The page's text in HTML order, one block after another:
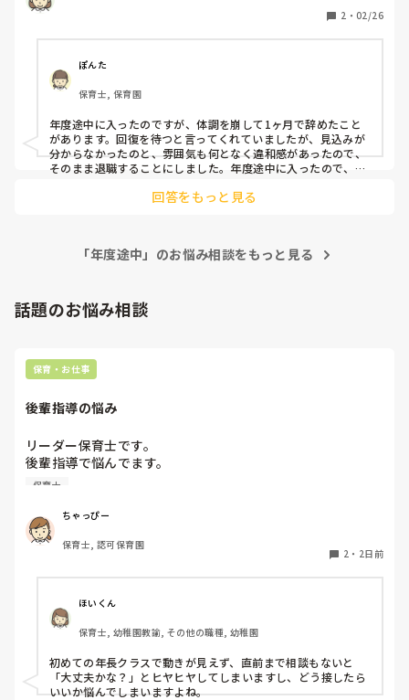
2 ・ 02/26
ぽんた
保育士, 保育園
年度途中に入ったのですが、体調を崩して1ヶ月で辞めたこと
があります。回復を待つと言ってくれていましたが、見込みが
分からなかったのと、雰囲気も何となく違和感があったので、
そのまま退職することにしました。年度途中に入ったので、退
回答をもっと見る
「年度途中」のお悩み相談をもっと見る
話題のお悩み相談
保育・お仕事
後輩指導の悩み
リーダー保育士です。
後輩指導で悩んでます。
初めて年長を持つ後輩がいますが
いで様子見てると直前になるまで何もアクションがなかった
り
他の職員に聞いてる様子もなくて
よほど自分に聞きづらいのか、聞く必要性さえ感じないの
か、もうよくわからないです。
対応にも悩みます。
保育士
ちゃっぴー
保育士, 認可保育園
2 ・ 2日前
ほいくん
保育士, 幼稚園教諭, その他の職種, 幼稚園
初めての年長クラスで動きが見えず、直前まで相談もないと
「大丈夫かな？」とヒヤヒヤしてしまいますし、どう接したら
いいか悩んでしまいますよね。